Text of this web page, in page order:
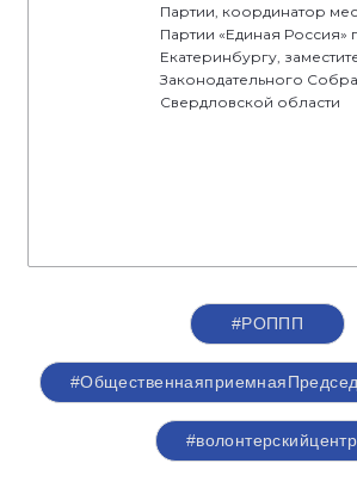
Партии, координатор
Партии «Единая Россия»
Екатеринбургу,
Законодательного
Свердловской области
#РОППП
#волонтерскийцентр